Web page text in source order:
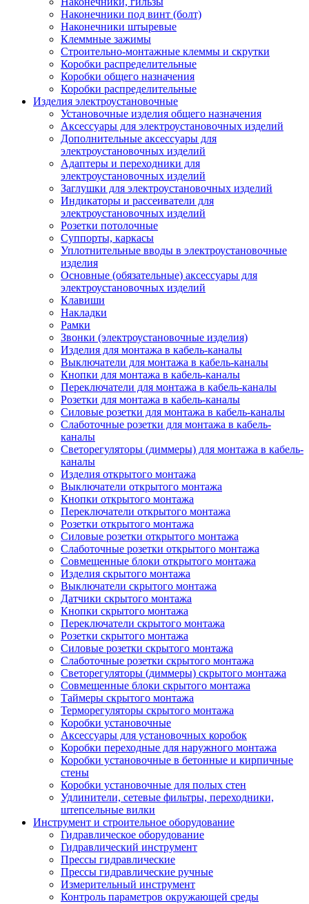
Наконечники под винт (болт)
Наконечники штыревые
Клеммные зажимы
Строительно-монтажные клеммы и скрутки
Коробки распределительные
Коробки общего назначения
Коробки распределительные
Изделия электроустановочные
Установочные изделия общего назначения
Аксессуары для электроустановочных изделий
Дополнительные аксессуары для
электроустановочных изделий
Адаптеры и переходники для
электроустановочных изделий
Заглушки для электроустановочных изделий
Индикаторы и рассеиватели для
электроустановочных изделий
Розетки потолочные
Суппорты, каркасы
Уплотнительные вводы в электроустановочные
изделия
Основные (обязательные) аксессуары для
электроустановочных изделий
Клавиши
Накладки
Рамки
Звонки (электроустановочные изделия)
Изделия для монтажа в кабель-каналы
Выключатели для монтажа в кабель-каналы
Кнопки для монтажа в кабель-каналы
Переключатели для монтажа в кабель-каналы
Розетки для монтажа в кабель-каналы
Силовые розетки для монтажа в кабель-каналы
Слаботочные розетки для монтажа в кабель-
каналы
Светорегуляторы (диммеры) для монтажа в кабель-
каналы
Изделия открытого монтажа
Выключатели открытого монтажа
Кнопки открытого монтажа
Переключатели открытого монтажа
Розетки открытого монтажа
Силовые розетки открытого монтажа
Слаботочные розетки открытого монтажа
Совмещенные блоки открытого монтажа
Изделия скрытого монтажа
Выключатели скрытого монтажа
Датчики скрытого монтажа
Кнопки скрытого монтажа
Переключатели скрытого монтажа
Розетки скрытого монтажа
Силовые розетки скрытого монтажа
Слаботочные розетки скрытого монтажа
Светорегуляторы (диммеры) скрытого монтажа
Совмещенные блоки скрытого монтажа
Таймеры скрытого монтажа
Терморегуляторы скрытого монтажа
Коробки установочные
Аксессуары для установочных коробок
Коробки переходные для наружного монтажа
Коробки установочные в бетонные и кирпичные
стены
Коробки установочные для полых стен
Удлинители, сетевые фильтры, переходники,
штепсельные вилки
Инструмент и строительное оборудование
Гидравлическое оборудование
Гидравлический инструмент
Прессы гидравлические
Прессы гидравлические ручные
Измерительный инструмент
Контроль параметров окружающей среды